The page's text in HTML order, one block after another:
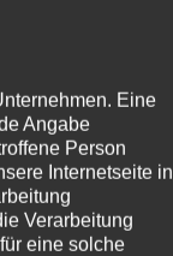
Eine
Angabe
Person
Internetseite in
Verarbeitung
eine solche